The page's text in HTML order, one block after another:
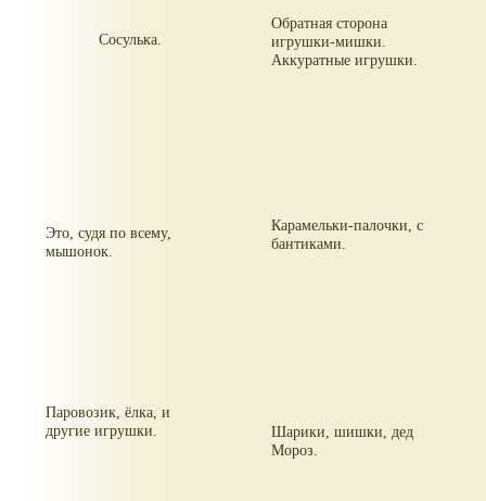
Сосулька.
Обратная сторона
игрушки-мишки.
Аккуратные игрушки.
Это, судя по всему,
мышонок.
Карамельки-палочки, с
бантиками.
Паровозик, ёлка, и
другие игрушки.
Шарики, шишки, дед
Мороз.